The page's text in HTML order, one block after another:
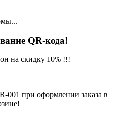
QR-кода!
на скидку 10% !!!
001 при оформлении заказа в